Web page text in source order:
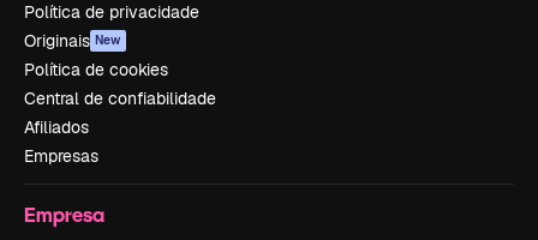
Política de privacidade
Originais New
Política de cookies
Central de confiabilidade
Afiliados
Empresas
Empresa